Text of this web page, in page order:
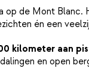
op de Mont
én een
kilometer aan
en open